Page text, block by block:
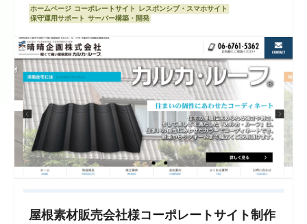
ホームページ コーポレートサイト
レスポンシブ・スマホサイト
保守運用サポート サーバー構築・開発
屋根素材販売会社様コーポレートサイト制作